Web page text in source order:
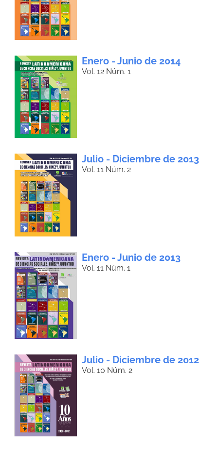
Enero - Junio de 2014
Vol. 12 Núm. 1
Julio - Diciembre de 2013
Vol. 11 Núm. 2
Enero - Junio de 2013
Vol. 11 Núm. 1
Julio - Diciembre de 2012
Vol. 10 Núm. 2